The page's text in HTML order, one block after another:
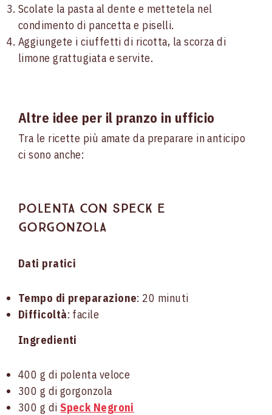
Scolate la pasta al dente e mettetela nel
condimento di pancetta e piselli.
Aggiungete i ciuffetti di ricotta, la scorza di
limone grattugiata e servite.
Altre idee per il pranzo in ufficio
Tra le ricette più amate da preparare in anticipo
ci sono anche:
Polenta con speck e
gorgonzola
Dati pratici
Tempo di preparazione: 20 minuti
Difficoltà: facile
Ingredienti
400 g di polenta veloce
300 g di gorgonzola
300 g diSpeck Negroni